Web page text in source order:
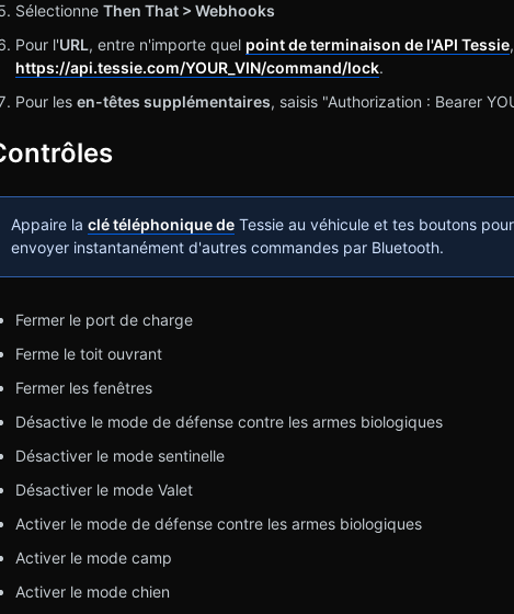
Sélectionne Then That > Webhooks
Pour l'URL, entre n'importe quel point de terminaison de l'API Tessie
https://api.tessie.com/YOUR_VIN/command/lock.
Pour les en-têtes supplémentaires, saisis "Authorization : Bearer
Appaire la clé téléphonique deTessie au véhicule et tes boutons
envoyer instantanément d'autres commandes par Bluetooth.
Fermer le port de charge
Ferme le toit ouvrant
Fermer les fenêtres
Désactive le mode de défense contre les armes biologiques
Désactiver le mode sentinelle
Désactiver le mode Valet
Activer le mode de défense contre les armes biologiques
Activer le mode camp
Activer le mode chien